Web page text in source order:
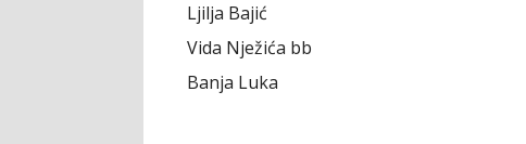
Ljilja Bajić
Vida Nježića bb
Banja Luka